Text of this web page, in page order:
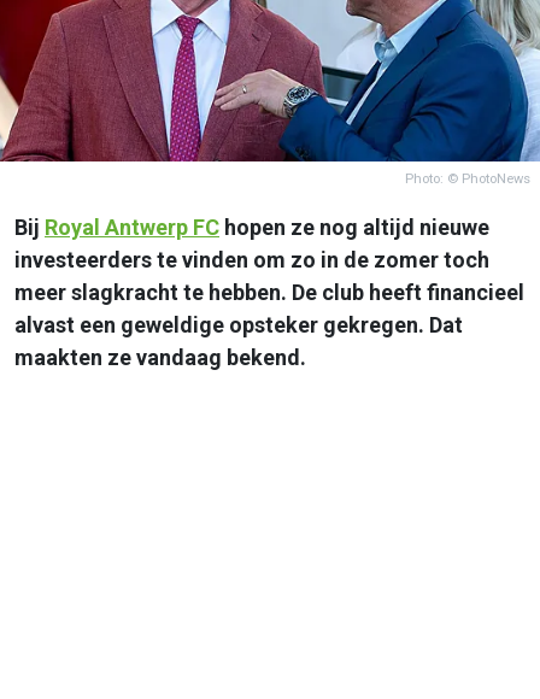
Photo: © PhotoNews
Bij Royal Antwerp FC hopen ze nog altijd nieuwe
investeerders te vinden om zo in de zomer toch
meer slagkracht te hebben. De club heeft financieel
alvast een geweldige opsteker gekregen. Dat
maakten ze vandaag bekend.